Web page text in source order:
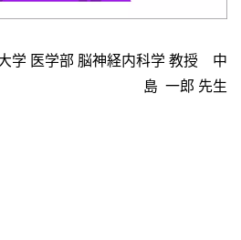
学 医学部 脳神経内科学 教授 中
島 一郎 先生